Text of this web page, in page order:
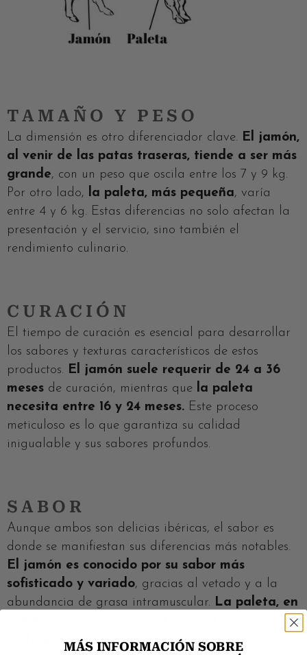
TAMAÑO Y PESO
La dimensión es otro diferenciador clave. El jamón,
al venir de las patas traseras, tiende a ser más
grande, con un peso que oscila entre los 7 y 9 kg.
Por otro lado, la paleta, más pequeña, varía
entre 4 y 6 kg. Estas diferencias no solo afectan la
presentación y el servicio, sino también el
rendimiento culinario.
CURACIÓN
El tiempo de curación es esencial para desarrollar
los sabores y texturas característicos de estos
productos. El jamón suele requerir de 24 a 36
meses de curación, mientras que la paleta
necesita entre 16 y 24 meses. Este proceso
meticuloso es lo que garantiza su calidad
inigualable y sus sabores profundos.
SABOR
Aunque ambos son delicias ibéricas, el sabor es
donde se manifiestan sus diferencias más notables.
El jamón es conocido por su sabor más
sofisticado y variado, gracias al vetado y a la
abundancia de grasa intramuscular. La paleta, en
uniformidadde sabor, ofreciendo una experiencia
MÁS INFORMACIÓN SOBRE